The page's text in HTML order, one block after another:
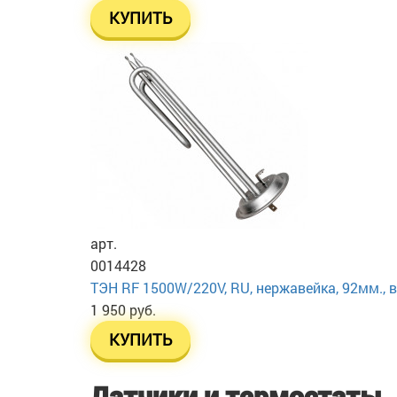
КУПИТЬ
арт.
0014428
ТЭН RF 1500W/220V, RU, нержавейка, 92мм.,
1 950 руб.
КУПИТЬ